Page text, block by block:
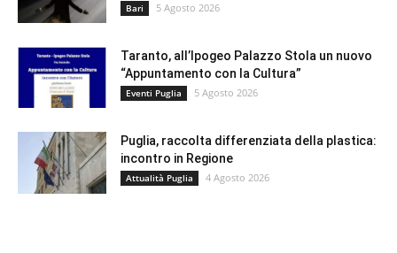
Bari 5 Agosto 2026
Taranto, all’Ipogeo Palazzo Stola un nuovo
“Appuntamento con la Cultura”
Eventi Puglia 5 Agosto 2026
Puglia, raccolta differenziata della plastica:
incontro in Regione
Attualità Puglia 4 Agosto 2026